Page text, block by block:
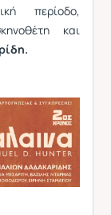
περίοδο,
και